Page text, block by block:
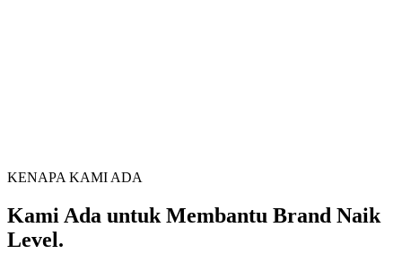
KENAPA KAMI ADA
Kami Ada untuk Membantu Brand Naik
Level.